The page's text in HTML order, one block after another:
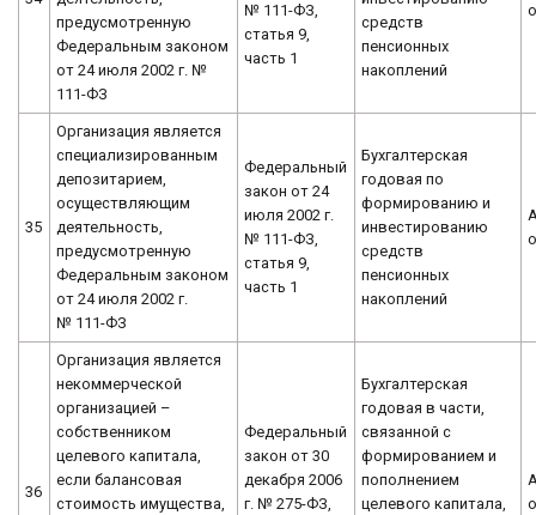
предусмотренную
Федеральным законом
от 24 июля 2002 г. №
111-ФЗ
№ 111-ФЗ,
статья 9,
часть 1
средств
пенсионных
накоплений
35
Организация является
специализированным
депозитарием,
осуществляющим
деятельность,
предусмотренную
Федеральным законом
от 24 июля 2002 г.
№ 111-ФЗ
Федеральный
закон от 24
июля 2002 г.
№ 111-ФЗ,
статья 9,
часть 1
Бухгалтерская
годовая по
формированию и
инвестированию
средств
пенсионных
накоплений
36
Организация является
некоммерческой
организацией –
собственником
целевого капитала,
если балансовая
стоимость имущества,
Федеральный
закон от 30
декабря 2006
г. № 275-ФЗ,
Бухгалтерская
годовая в части,
связанной с
формированием и
пополнением
целевого капитала,